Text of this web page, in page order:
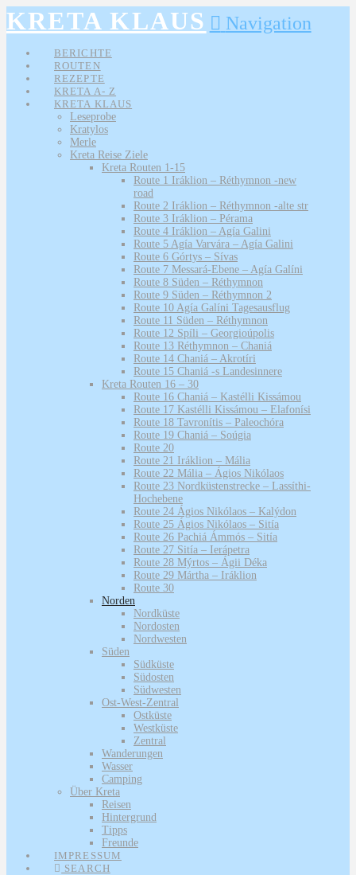
KRETA KLAUS Navigation
BERICHTE
ROUTEN
REZEPTE
KRETA A- Z
KRETA KLAUS
Leseprobe
Kratylos
Merle
Kreta Reise Ziele
Kreta Routen 1-15
Route 1 Iráklion – Réthymnon -new
road
Route 2 Iráklion – Réthymnon -alte str
Route 3 Iráklion – Pérama
Route 4 Iráklion – Agía Galini
Route 5 Agía Varvára – Agía Galini
Route 6 Górtys – Sívas
Route 7 Messará-Ebene – Agía Galíni
Route 8 Süden – Réthymnon
Route 9 Süden – Réthymnon 2
Route 10 Agía Galíni Tagesausflug
Route 11 Süden – Réthymnon
Route 12 Spíli – Georgioúpolis
Route 13 Réthymnon – Chaniá
Route 14 Chaniá – Akrotíri
Route 15 Chaniá -s Landesinnere
Kreta Routen 16 – 30
Route 16 Chaniá – Kastélli Kissámou
Route 17 Kastélli Kissámou – Elafonísi
Route 18 Tavronítis – Paleochóra
Route 19 Chaniá – Soúgia
Route 20
Route 21 Iráklion – Mália
Route 22 Mália – Ágios Nikólaos
Route 23 Nordküstenstrecke – Lassíthi-
Hochebene
Route 24 Ágios Nikólaos – Kalýdon
Route 25 Ágios Nikólaos – Sitía
Route 26 Pachiá Ámmós – Sitía
Route 27 Sitía – Ierápetra
Route 28 Mýrtos – Ágii Déka
Route 29 Mártha – Iráklion
Route 30
Norden
Nordküste
Nordosten
Nordwesten
Süden
Südküste
Südosten
Südwesten
Ost-West-Zentral
Ostküste
Westküste
Zentral
Wanderungen
Wasser
Camping
Über Kreta
Reisen
Hintergrund
Tipps
Freunde
IMPRESSUM
SEARCH